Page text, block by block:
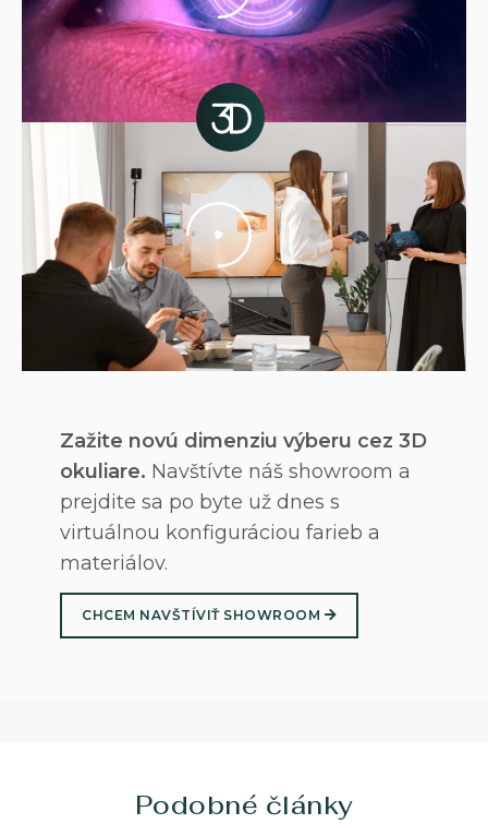
Zažite novú dimenziu výberu cez 3D
okuliare. Navštívte náš showroom a
prejdite sa po byte už dnes s
virtuálnou konfiguráciou farieb a
materiálov.
CHCEM NAVŠTÍVIŤ SHOWROOM
Podobné články